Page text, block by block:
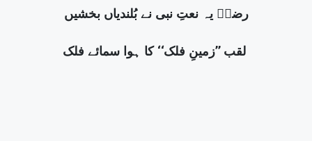
رضاؔ یہ نعتِ نبی نے بُلندیاں بخشیں
لقب ’’زمینِ فلک‘‘ کا ہوا سمائے فلک